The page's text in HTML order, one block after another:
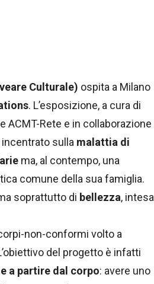
Culturale) ospita a Milano
. L’esposizione, a cura di
ACMT-Rete e in collaborazione
sulla malattia di
ma, al contempo, una
comune della sua famiglia.
soprattutto di bellezza, intesa
non-conformi volto a
del progetto è infatti
a partire dal corpo: avere uno